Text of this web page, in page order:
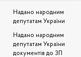
Надано народним
депутатам України
Надано народним
депутатам України
документів до ЗП